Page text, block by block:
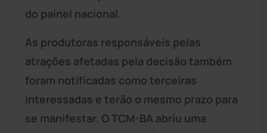
do painel nacional.
As produtoras responsáveis pelas
atrações afetadas pela decisão também
foram notificadas como terceiras
interessadas e terão o mesmo prazo para
se manifestar. O TCM-BA abriu uma